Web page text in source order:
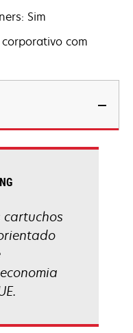
Sim
com
cartuchos